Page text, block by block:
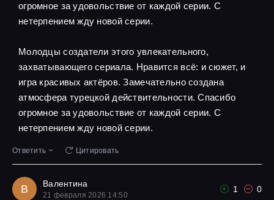
огромное за удовольствие от каждой серии. С
нетерпением жду новой серии.
Молодцы создатели этого увлекательного,
захватывающего сериала. Нравится всё: и сюжет, и
игра красивых актёров. Замечательно создана
атмосфера турецкой действительности. Спасибо
огромное за удовольствие от каждой серии. С
нетерпением жду новой серии.
Ответить Цитировать
В Валентина
21 февраля 2026 14:50
1 0